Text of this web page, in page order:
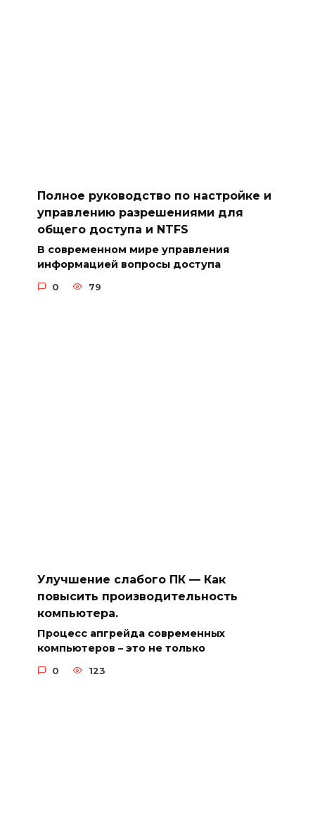
Полное руководство по настройке и
управлению разрешениями для
общего доступа и NTFS
В современном мире управления
информацией вопросы доступа
0 79
Улучшение слабого ПК — Как
повысить производительность
компьютера.
Процесс апгрейда современных
компьютеров – это не только
0 123